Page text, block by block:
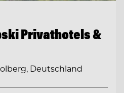
Privathotels &
Deutschland